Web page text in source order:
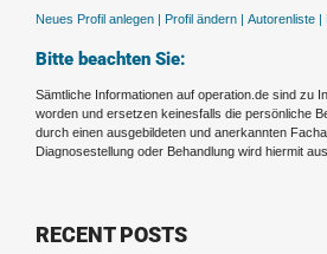
Neues Profil anlegen | Profil ändern | Autorenliste |
Bitte beachten Sie:
Sämtliche Informationen auf operation.de sind zu
worden und ersetzen keinesfalls die persönliche
durch einen ausgebildeten und anerkannten
Diagnosestellung oder Behandlung wird hiermit
RECENT POSTS